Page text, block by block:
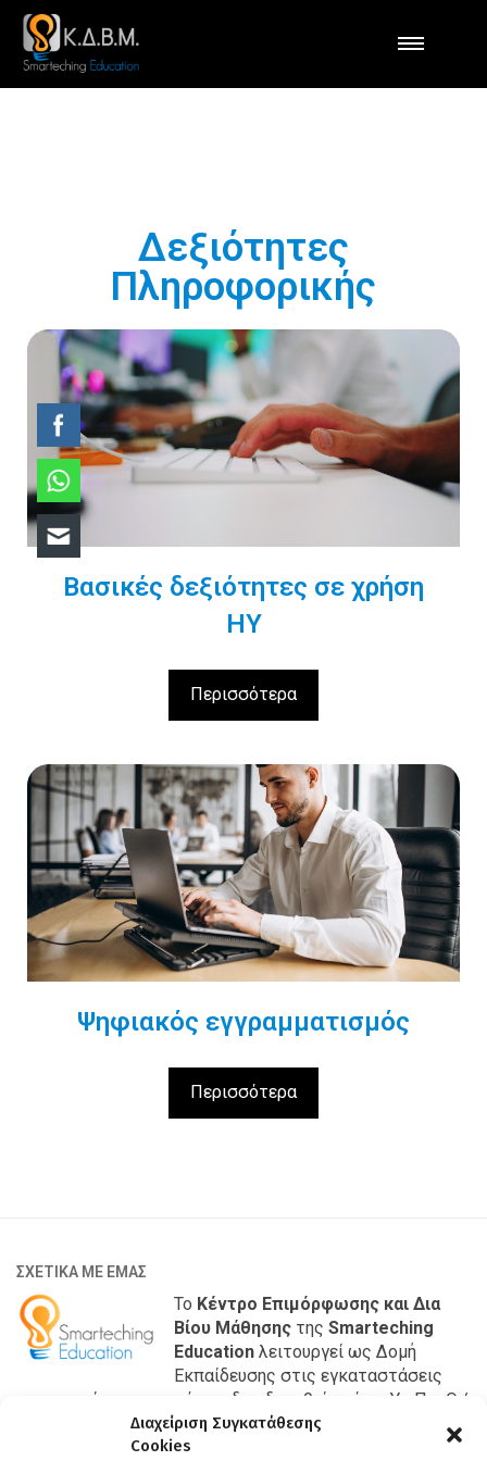
Διαχείριση Συγκατάθεσης
Cookies
Δεξιότητες
Πληροφορικής
Βασικές δεξιότητες σε χρήση
ΗΥ
Περισσότερα
Ψηφιακός εγγραμματισμός
Περισσότερα
ΣΧΕΤΙΚΑ ΜΕ ΕΜΑΣ
Το Κέντρο Επιμόρφωσης και Δια
Βίου Μάθησης της Smarteching
Education λειτουργεί ως Δομή
Εκπαίδευσης στις εγκαταστάσεις
της εταιρίας μας και έχει αδειοδοτηθεί από το Υπ.Παι.Θ./
Γενική Γραμματεία Επαγγελματικής Εκπαίδευσης,
Κατάρτισης και Δια Βίου Μάθησης με κωδικό 201069353.